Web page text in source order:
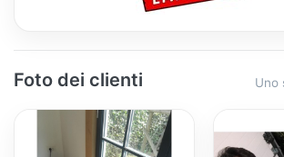
Foto dei clienti Uno